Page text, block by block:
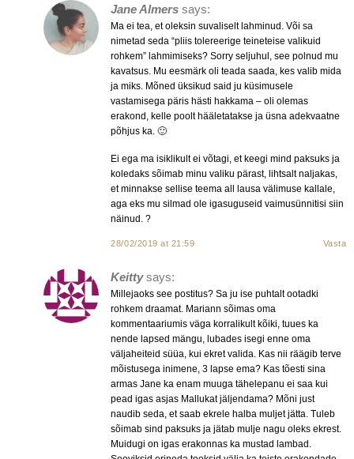
Jane Almers says:
Ma ei tea, et oleksin suvaliselt lahminud. Või sa
nimetad seda “pliis tolereerige teineteise valikuid
rohkem” lahmimiseks? Sorry seljuhul, see polnud mu
kavatsus. Mu eesmärk oli teada saada, kes valib mida
ja miks. Mõned üksikud said ju küsimusele
vastamisega päris hästi hakkama – oli olemas
erakond, kelle poolt hääletatakse ja üsna adekvaatne
põhjus ka. 🙂
Ei ega ma isiklikult ei võtagi, et keegi mind paksuks ja
koledaks sõimab minu valiku pärast, lihtsalt naljakas,
et minnakse sellise teema all lausa välimuse kallale,
aga eks mu silmad ole igasuguseid vaimusünnitisi siin
näinud. ?
28/02/2019 at 21:59 Vasta
Keitty says:
Millejaoks see postitus? Sa ju ise puhtalt ootadki
rohkem draamat. Mariann sõimas oma
kommentaariumis väga korralikult kõiki, tuues ka
nende lapsed mängu, lubades isegi enne oma
väljaheiteid süüa, kui ekret valida. Kas nii räägib terve
mõistusega inimene, 3 lapse ema? Kas tõesti sina
armas Jane ka enam muuga tähelepanu ei saa kui
pead igas asjas Mallukat jäljendama? Mõni just
naudib seda, et saab ekrele halba muljet jätta. Tuleb
sõimab sind paksuks ja jätab mulje nagu oleks ekrest.
Muidugi on igas erakonnas ka mustad lambad.